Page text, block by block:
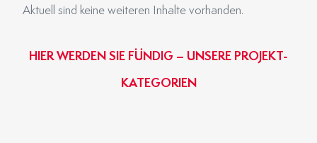
Aktuell sind keine weiteren Inhalte vorhanden.
HIER WERDEN SIE FÜNDIG – UNSERE PROJEKT-
KATEGORIEN